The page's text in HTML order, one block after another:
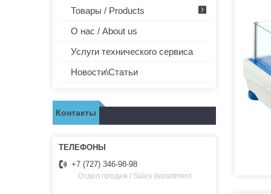
Товары / Products
О нас / About us
Услуги технического сервиса
Новости\Статьи
Контакты
+7 (727) 346-98-98
Отдел продаж / Sales department